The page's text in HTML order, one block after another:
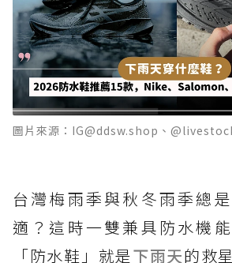
圖片來源：IG@ddsw.shop、
台灣梅雨季與秋冬雨季總
適？這時一雙兼具防水機
「防水鞋」就是下雨天的救